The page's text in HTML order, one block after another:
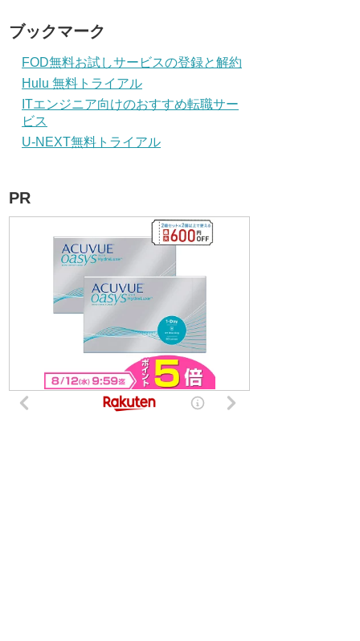
ブックマーク
FOD無料お試しサービスの登録と解約
Hulu 無料トライアル
ITエンジニア向けのおすすめ転職サー
ビス
U-NEXT無料トライアル
PR